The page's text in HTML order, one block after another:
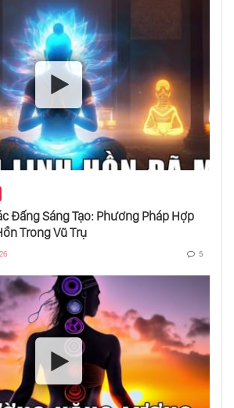
3 Điều Để Hết Khổ
Hiền Lành Là Mạnh Nhất
Trực Giác Là Gì?
Bản Ngã Là Gì?
Nghệ Thuật Kính Trọng Đồng Tiền
Đấng Sáng Tạo: Phương Pháp Hợp
Trong Vũ Trụ
5